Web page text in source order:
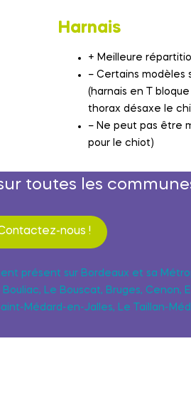
Harnais
+ Meilleure
– Certains modèles
(harnais en T
thorax désaxe le
– Ne peut pas être
pour le chiot)
toutes les
nous !
présent sur Bordeaux et sa
Le Bouscat, Bruges, Cenon,
Médard-en-Jalles, Le Taillan-